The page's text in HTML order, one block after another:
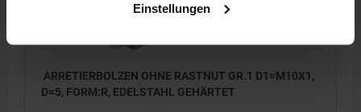
Einstellungen
ARRETIERBOLZEN OHNE RASTNUT GR.1 D1=M10X1,
D=5, FORM:R, EDELSTAHL GEHÄRTET